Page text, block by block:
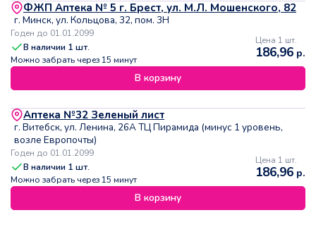
ФЖП Аптека № 5 г. Брест, ул. М.Л. Мошенского, 82
г. Минск, ул. Кольцова, 32, пом. 3Н
Годен до 01.01.2099
В наличии 1 шт.
Можно забрать через 15 минут
Цена 1 шт.
186,96 р.
В корзину
Аптека №32 Зеленый лист
г. Витебск, ул. Ленина, 26А ТЦ Пирамида (минус 1 уровень,
возле Европочты)
Годен до 01.01.2099
В наличии 1 шт.
Можно забрать через 15 минут
Цена 1 шт.
186,96 р.
В корзину